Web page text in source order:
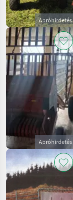
Apróhirdetés
Apróhirdetés